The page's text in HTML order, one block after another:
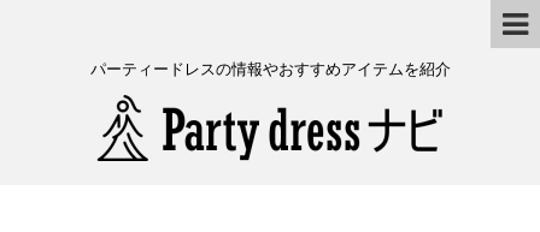
パーティードレスの情報やおすすめアイテムを紹介